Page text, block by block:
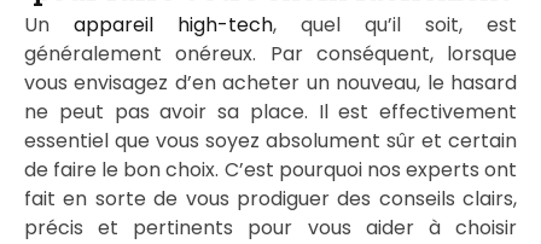
Un appareil high-tech, quel qu’il soit, est
généralement onéreux. Par conséquent, lorsque
vous envisagez d’en acheter un nouveau, le hasard
ne peut pas avoir sa place. Il est effectivement
essentiel que vous soyez absolument sûr et certain
de faire le bon choix. C’est pourquoi nos experts ont
fait en sorte de vous prodiguer des conseils clairs,
précis et pertinents pour vous aider à choisir